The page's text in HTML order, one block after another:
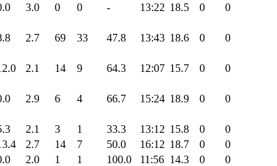
3.0 0 0 - 13:22 18.5 0
0
2.7 69 33 47.8 13:43 18.6 0
0
2.1 14 9 64.3 12:07 15.7 0
0
2.9 6 4 66.7 15:24 18.9 0
0
2.1 3 1 33.3 13:12 15.8 0
0
2.7 14 7 50.0 16:12 18.7 0
0
2.0 1 1 100.0 11:56 14.3 0
0